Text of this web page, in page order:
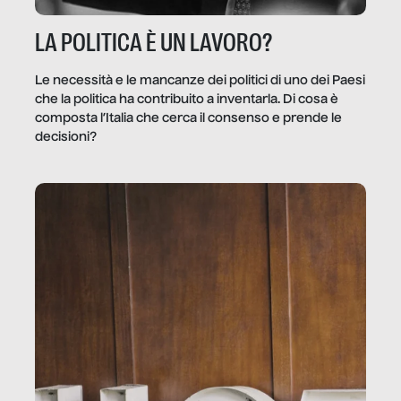
LA POLITICA È UN LAVORO?
Le necessità e le mancanze dei politici di uno dei Paesi
che la politica ha contribuito a inventarla. Di cosa è
composta l’Italia che cerca il consenso e prende le
decisioni?